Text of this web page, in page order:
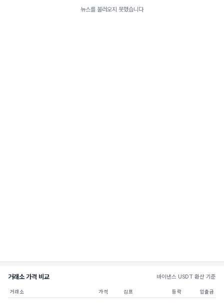
뉴스를 불러오지 못했습니다
거래소 가격 비교 바이낸스 USDT 환산 기준
거래소 가격 김프 등락 입출금